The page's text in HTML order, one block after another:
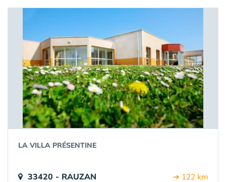
LA VILLA PRÉSENTINE
33420 - RAUZAN ➔ 122 km